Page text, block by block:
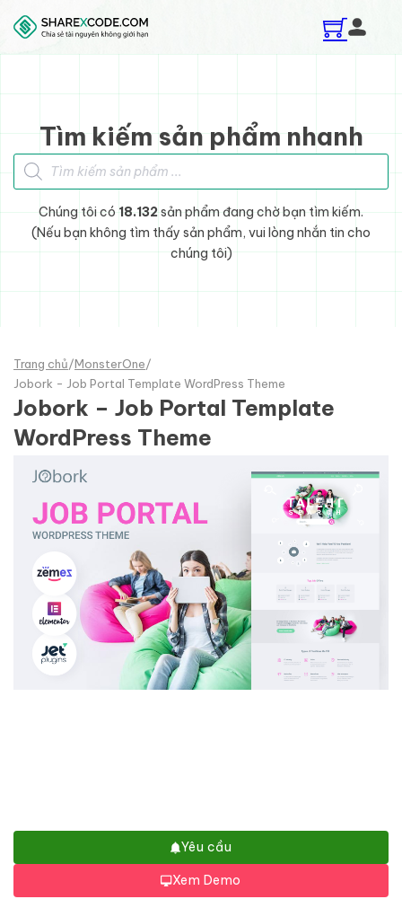
Skip to main content
Skip to footer
Tìm kiếm sản phẩm nhanh
Tìm kiếm sản phẩm
Chúng tôi có 18.132sản phẩm đang chờ bạn tìm kiếm.
(Nếu bạn không tìm thấy sản phẩm, vui lòng nhắn tin cho
chúng tôi)
Trang chủ/MonsterOne/
Jobork - Job Portal Template WordPress Theme
Jobork – Job Portal Template
WordPress Theme
Yêu cầu
Xem Demo